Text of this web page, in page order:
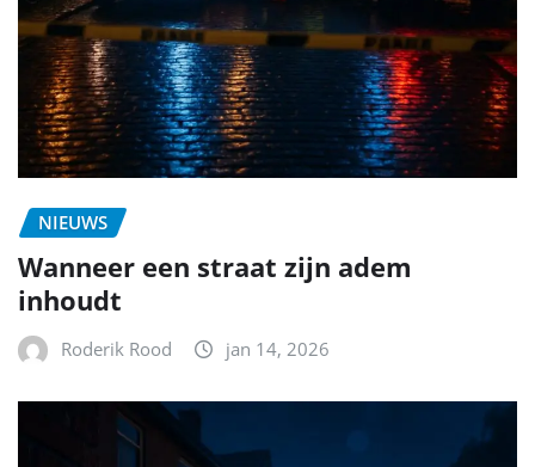
NIEUWS
Wanneer een straat zijn adem
inhoudt
Roderik Rood jan 14, 2026